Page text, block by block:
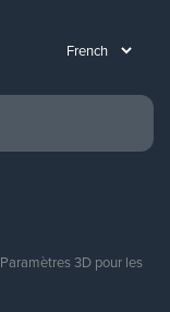
Paramètres 3D pour les